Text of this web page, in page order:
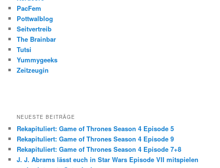
PacFem
Pottwalblog
Seitvertreib
The Brainbar
Tutsi
Yummygeeks
Zeitzeugin
NEUESTE BEITRÄGE
Rekapituliert: Game of Thrones Season 4 Episode 5
Rekapituliert: Game of Thrones Season 4 Episode 9
Rekapituliert: Game of Thrones Season 4 Episode 7+8
J. J. Abrams lässt euch in Star Wars Episode VII mitspielen